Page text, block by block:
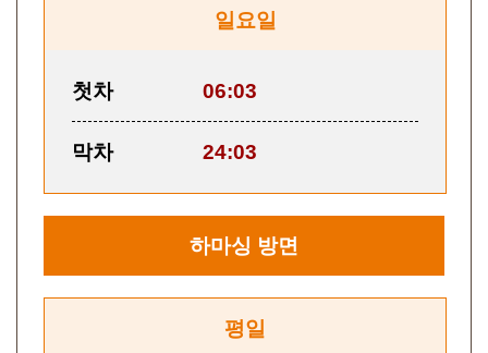
일요일
첫차 06:03
막차 24:03
하마싱 방면
평일